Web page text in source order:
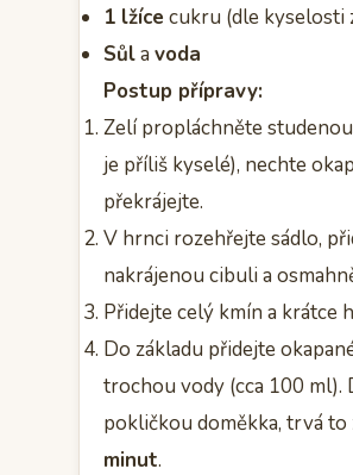
1 lžíce cukru (dle kyselosti
Sůla voda
Postup přípravy:
Zelí propláchněte
je příliš kyselé), nechte
překrájejte.
V hrnci rozehřejte sádlo,
nakrájenou cibuli a
Přidejte celý kmín a krátce
Do základu přidejte
trochou vody (cca 100 ml).
pokličkou doměkka, trvá to
minut.